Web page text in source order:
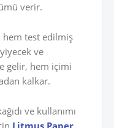
verir.
test edilmiş
ve
gelir, hem içimi
kalkar.
ve kullanımı
Litmus Paper